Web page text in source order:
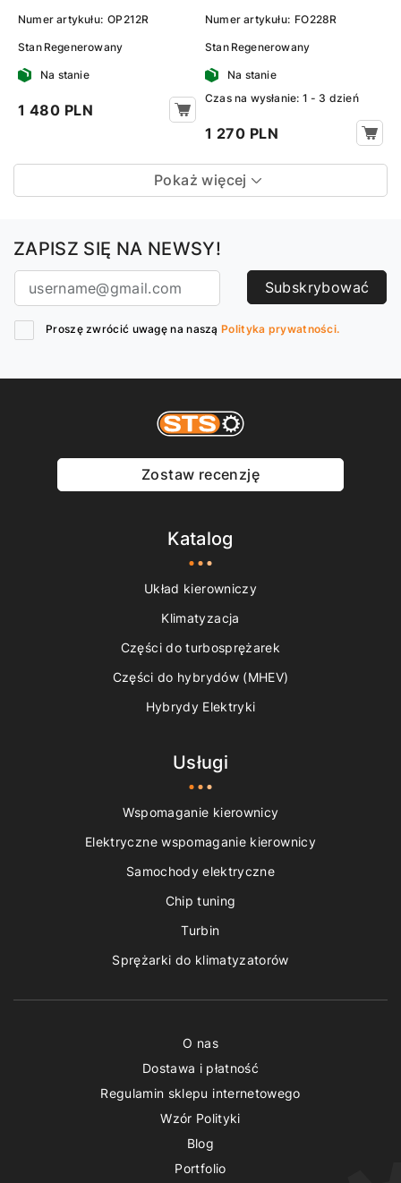
Numer artykułu: OP212R
Stan Regenerowany
Na stanie
1 480 PLN
Numer artykułu: FO228R
Stan Regenerowany
Na stanie
Сzas na wysłanie: 1 - 3 dzień
1 270 PLN
Pokaż więcej
ZAPISZ SIĘ NA NEWSY!
Subskrybować
Proszę zwrócić uwagę na naszą Polityka prywatności.
Zostaw recenzję
Katalog
Układ kierowniczy
Klimatyzacja
Części do turbosprężarek
Części do hybrydów (MHEV)
Hybrydy Elektryki
Usługi
Wspomaganie kierownicy
Elektryczne wspomaganie kierownicy
Samochody elektryczne
Chip tuning
Turbin
Sprężarki do klimatyzatorów
O nas
Dostawa i płatność
Regulamin sklepu internetowego
Wzór Polityki
Blog
Portfolio